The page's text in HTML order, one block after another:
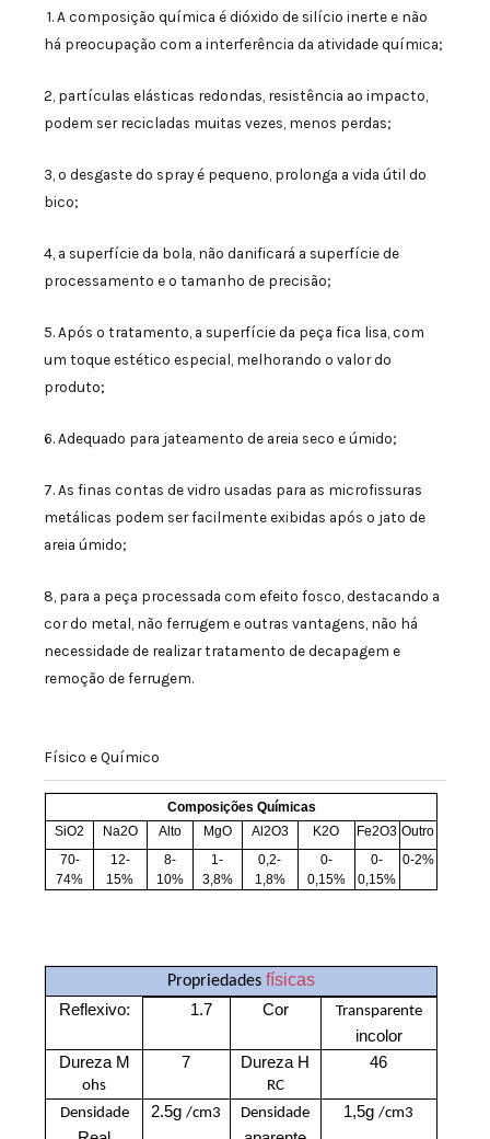
1. A composição química é dióxido de silício inerte e não
há preocupação com a interferência da atividade química;
2, partículas elásticas redondas, resistência ao impacto,
podem ser recicladas muitas vezes, menos perdas;
3, o desgaste do spray é pequeno, prolonga a vida útil do
bico;
4, a superfície da bola, não danificará a superfície de
processamento e o tamanho de precisão;
5. Após o tratamento, a superfície da peça fica lisa, com
um toque estético especial, melhorando o valor do
produto;
6. Adequado para jateamento de areia seco e úmido;
7. As finas contas de vidro usadas para as microfissuras
metálicas podem ser facilmente exibidas após o jato de
areia úmido;
8, para a peça processada com efeito fosco, destacando a
cor do metal, não ferrugem e outras vantagens, não há
necessidade de realizar tratamento de decapagem e
remoção de ferrugem.
Físico e Químico
Composições Químicas
SiO2
Na2O Alto MgO Al2O3 K2O Fe2O3 Outro
70-
74%
12-
15%
8-
10%
1-
3,8%
0,2-
1,8%
0-
0,15%
0-
0,15%
0-2%
Propriedades físicas
Reflexivo: 1.7 Cor Transparente
incolor
Dureza M
ohs
7 Dureza H
RC
46
Densidade 2.5g/cm3 Densidade 1,5g/cm3